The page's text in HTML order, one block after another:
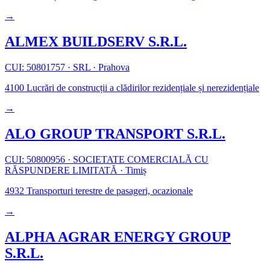
→
ALMEX BUILDSERV S.R.L.
CUI: 50801757 · SRL · Prahova
4100 Lucrări de construcții a clădirilor rezidențiale și nerezidențiale
→
ALO GROUP TRANSPORT S.R.L.
CUI: 50800956 · SOCIETATE COMERCIALĂ CU
RĂSPUNDERE LIMITATĂ · Timiș
4932 Transporturi terestre de pasageri, ocazionale
→
ALPHA AGRAR ENERGY GROUP
S.R.L.